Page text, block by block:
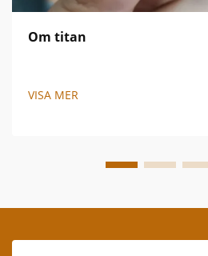
Om titan
VISA MER